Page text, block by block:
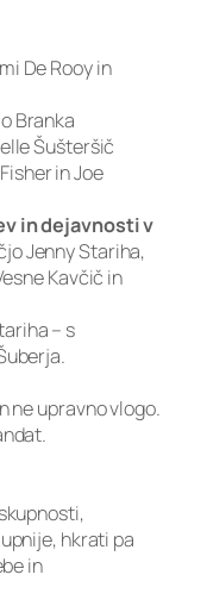
De Rooy in
Branka
Šušteršič
in Joe
in dejavnosti v
Jenny Stariha,
Kavčič in
– s
ne upravno vlogo.
hkrati pa
in